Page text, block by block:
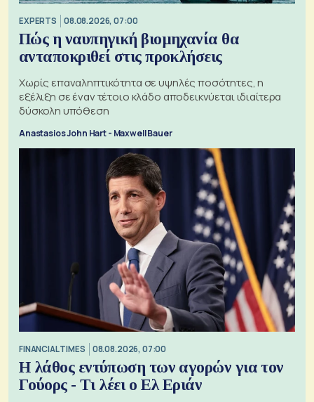
EXPERTS 08.08.2026, 07:00
Πώς η ναυπηγική βιομηχανία θα
ανταποκριθεί στις προκλήσεις
Χωρίς επαναληπτικότητα σε υψηλές ποσότητες, η
εξέλιξη σε έναν τέτοιο κλάδο αποδεικνύεται ιδιαίτερα
δύσκολη υπόθεση
Anastasios John Hart - Maxwell Bauer
FINANCIAL TIMES 08.08.2026, 07:00
Η λάθος εντύπωση των αγορών για τον
Γούορς - Τι λέει ο Ελ Εριάν